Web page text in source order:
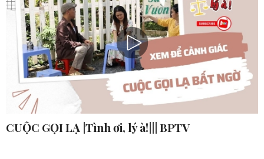
CUỘC GỌI LẠ |Tình ơi, lý à!||| BPTV